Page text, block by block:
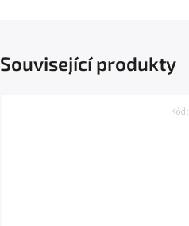
Související produkty
Kód: